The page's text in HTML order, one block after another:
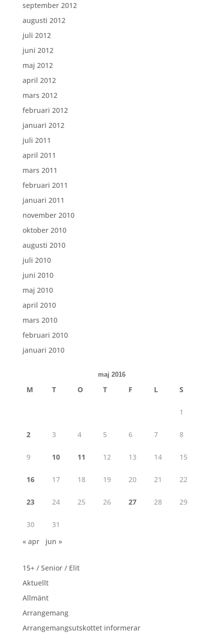
september 2012
augusti 2012
juli 2012
juni 2012
maj 2012
april 2012
mars 2012
februari 2012
januari 2012
juli 2011
april 2011
mars 2011
februari 2011
januari 2011
november 2010
oktober 2010
augusti 2010
juli 2010
juni 2010
maj 2010
april 2010
mars 2010
februari 2010
januari 2010
maj 2016
M T O T F L S
1
2 3 4 5 6 7 8
9 10 11 12 13 14 15
16 17 18 19 20 21 22
23 24 25 26 27 28 29
30
31
« apr
jun »
15+ / Senior / Elit
Aktuellt
Allmänt
Arrangemang
Arrangemangsutskottet informerar